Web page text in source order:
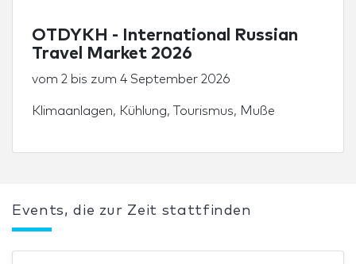
OTDYKH - International Russian
Travel Market 2026
vom 2 bis zum 4 September 2026
Klimaanlagen, Kühlung, Tourismus, Muße
Events, die zur Zeit stattfinden